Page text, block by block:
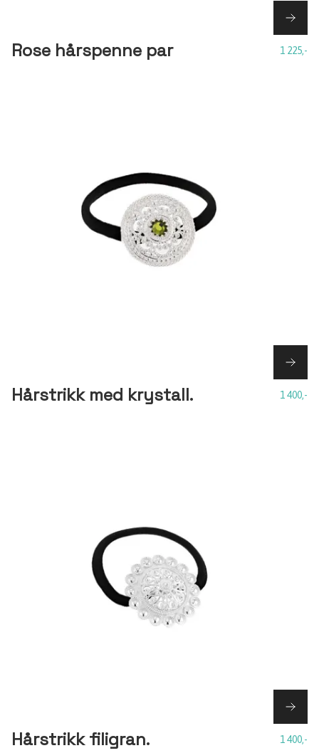
Rose hårspenne par 1 225,-
Hårstrikk med krystall. 1 400,-
Hårstrikk filigran. 1 400,-